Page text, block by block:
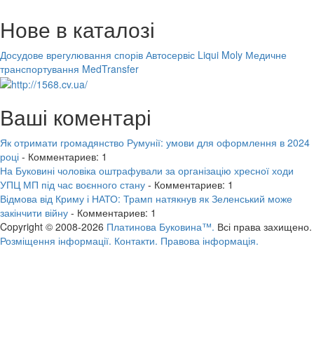
Нове в каталозі
Досудове врегулювання спорів Автосервіс Liqui Moly Медичне
транспортування MedTransfer
Ваші коментарі
Як отримати громадянство Румунії: умови для оформлення в 2024
році - Комментариев: 1
На Буковині чоловіка оштрафували за організацію хресної ходи
УПЦ МП під час воєнного стану - Комментариев: 1
Відмова від Криму і НАТО: Трамп натякнув як Зеленський може
закінчити війну - Комментариев: 1
Copyright © 2008-2026 Платинова Буковина™. Всі права захищено.
Розміщення інформації. Контакти. Правова інформація.